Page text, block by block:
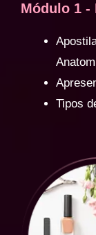
Módulo 1 -
Tipos